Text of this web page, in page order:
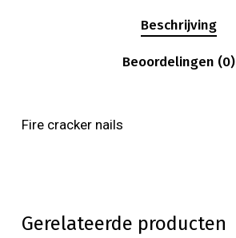
Beschrijving
Beoordelingen (0)
Fire cracker nails
Gerelateerde producten